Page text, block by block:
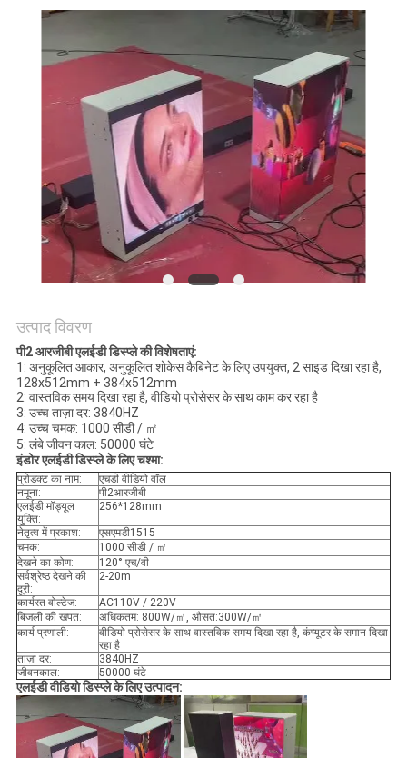
एक
की
विनती
साइटमैप
PRIVACY
POLICY
उत्पाद विवरण
पी2 आरजीबी एलईडी डिस्प्ले की विशेषताएं:
1: अनुकूलित आकार, अनुकूलित शोकेस कैबिनेट के लिए उपयुक्त, 2 साइड दिखा रहा है,
128x512mm + 384x512mm
2: वास्तविक समय दिखा रहा है, वीडियो प्रोसेसर के साथ काम कर रहा है
3: उच्च ताज़ा दर: 3840HZ
4: उच्च चमक: 1000 सीडी / ㎡
5: लंबे जीवन काल: 50000 घंटे
इंडोर एलईडी डिस्प्ले के लिए चश्मा:
प्रोडक्ट का नाम:
एचडी वीडियो वॉल
नमूना:
पी2आरजीबी
एलईडी मॉड्यूल
युक्ति:
256*128mm
नेतृत्व में प्रकाश:
एसएमडी1515
चमक:
1000 सीडी / ㎡
देखने का कोण:
120° एच/वी
सर्वश्रेष्ठ देखने की
दूरी:
2-20m
कार्यरत वोल्टेज:
AC110V / 220V
बिजली की खपत:
अधिकतम: 800W/㎡, औसत:300W/㎡
कार्य प्रणाली:
वीडियो प्रोसेसर के साथ वास्तविक समय दिखा रहा है, कंप्यूटर के समान दिखा
रहा है
ताज़ा दर:
3840HZ
जीवनकाल:
50000 घंटे
एलईडी वीडियो डिस्प्ले के लिए उत्पादन: